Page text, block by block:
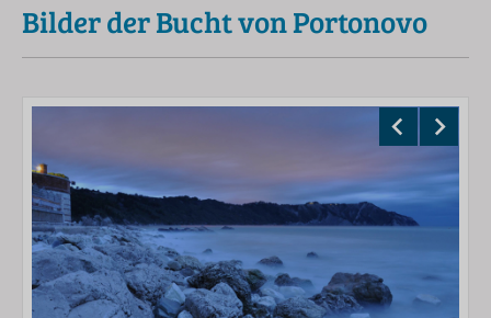
Bilder der Bucht von Portonovo